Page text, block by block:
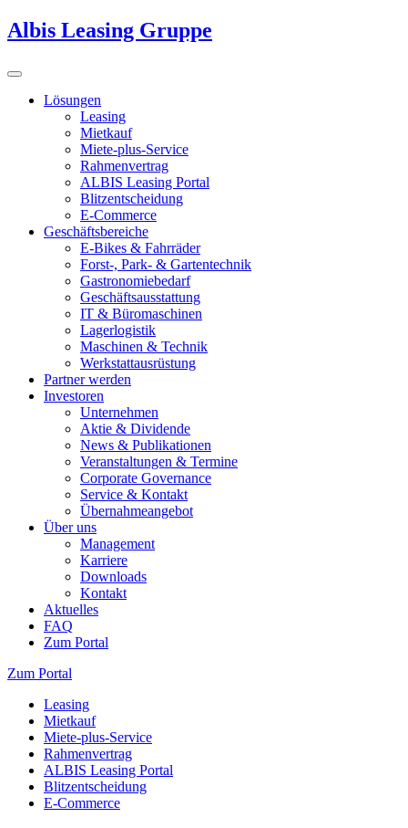
Albis Leasing Gruppe
Lösungen
Leasing
Mietkauf
Miete-plus-Service
Rahmenvertrag
ALBIS Leasing Portal
Blitzentscheidung
E-Commerce
Geschäftsbereiche
E-Bikes & Fahrräder
Forst-, Park- & Gartentechnik
Gastronomiebedarf
Geschäftsausstattung
IT & Büromaschinen
Lagerlogistik
Maschinen & Technik
Werkstattausrüstung
Partner werden
Investoren
Unternehmen
Aktie & Dividende
News & Publikationen
Veranstaltungen & Termine
Corporate Governance
Service & Kontakt
Übernahmeangebot
Über uns
Management
Karriere
Downloads
Kontakt
Aktuelles
FAQ
Zum Portal
Zum Portal
Leasing
Mietkauf
Miete-plus-Service
Rahmenvertrag
ALBIS Leasing Portal
Blitzentscheidung
E-Commerce